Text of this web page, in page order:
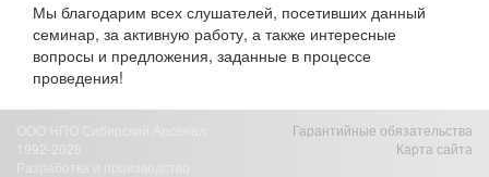
Мы благодарим всех слушателей, посетивших данный
семинар, за активную работу, а также интересные
вопросы и предложения, заданные в процессе
проведения!
1992-2026
Разработка и производство
Гарантийные обязательства
Карта сайта